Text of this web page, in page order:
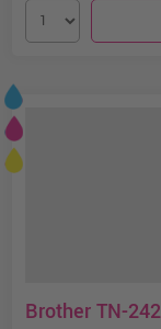
Brother TN-